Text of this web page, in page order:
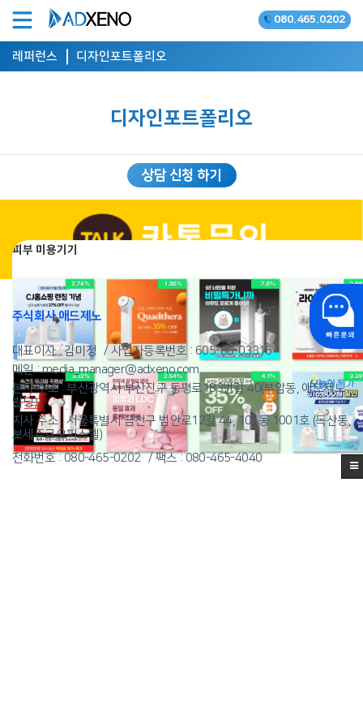
온라인광고 공식대행사 080.465.0202
레퍼런스 디자인포트폴리오
디자인포트폴리오
피부 미용기기
상담 신청 하기
주식회사 애드제노
대표이사 : 김미정 사업자등록번호 : 605-86-03316
메일 : media_manager@adxeno.com
본사 주소 : 부산광역시 부산진구 동평로183번길 40(부암동, 애드제노
빌딩)
지사 주소 : 서울특별시 금천구 범안로12길 44, 101동 1001호 (독산동,
보세쥬르오피스텔)
전화번호 : 080-465-0202
팩스 : 080-465-4040